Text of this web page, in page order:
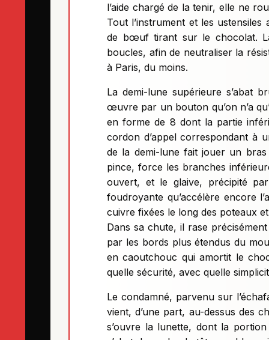
l’aide chargé de la tenir, elle ne
Tout l’instrument et les ustensiles
de bœuf tirant sur le chocolat.
boucles, afin de neutraliser la
à Paris, du moins.
La demi-lune supérieure s’abat
œuvre par un bouton qu’on n’a
en forme de 8 dont la partie
cordon d’appel correspondant à
de la demi-lune fait jouer un
pince, force les branches
ouvert, et le glaive, précipité
foudroyante qu’accélère encore
cuivre fixées le long des poteaux
Dans sa chute, il rase
par les bords plus étendus du
en caoutchouc qui amortit le
quelle sécurité, avec quelle
Le condamné, parvenu sur
vient, d’une part, au-dessus des
s’ouvre la lunette, dont la